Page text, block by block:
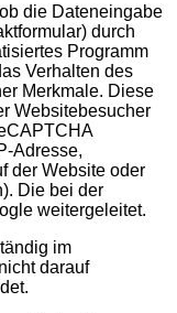
die Dateneingabe
durch
Programm
Verhalten des
Merkmale. Diese
Websitebesucher
Adresse,
der Website oder
Die bei der
weitergeleitet.
im
darauf